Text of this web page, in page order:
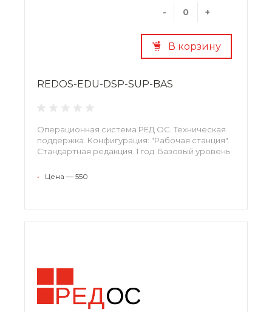
- +
В корзину
REDOS-EDU-DSP-SUP-BAS
Операционная система РЕД ОС. Техническая
поддержка. Конфигурация: "Рабочая станция".
Стандартная редакция. 1 год. Базовый уровень.
• Цена — 550